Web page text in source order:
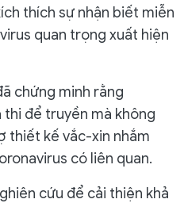
thích sự nhận biết miễn
quan trọng xuất hiện
chứng minh rằng
thi để truyền mà không
thiết kế vắc-xin nhắm
có liên quan.
cứu để cải thiện khả